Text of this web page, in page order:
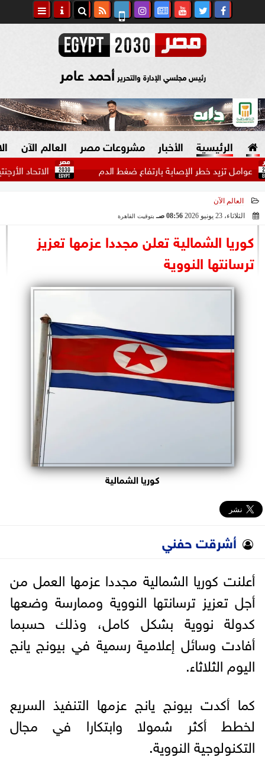
رئيس مجلسي الإدارة والتحرير أحمد عامر
الرئيسية الأخبار
السياسة
الرئاسة
البرلمان
مشروعات مصر
صنع في مصر
العالم الآن
الاتحاد الأرجنتيني تزيد خطر الإصابة بارتفاع ضغط الدم
العالم الآن
الثلاثاء، 23 يونيو 2026
08:56 صـ بتوقيت القاهرة
كوريا الشمالية تعلن مجددا عزمها تعزيز
ترسانتها النووية
كوريا الشمالية
أشرقت حفني
أعلنت كوريا الشمالية مجددا عزمها العمل من
أجل تعزيز ترسانتها النووية وممارسة وضعها
كدولة نووية بشكل كامل، وذلك حسبما
أفادت وسائل إعلامية رسمية في بيونج يانج
اليوم الثلاثاء.
كما أكدت بيونج يانج عزمها التنفيذ السريع
لخطط أكثر شمولا وابتكارا في مجال
التكنولوجية النووية.